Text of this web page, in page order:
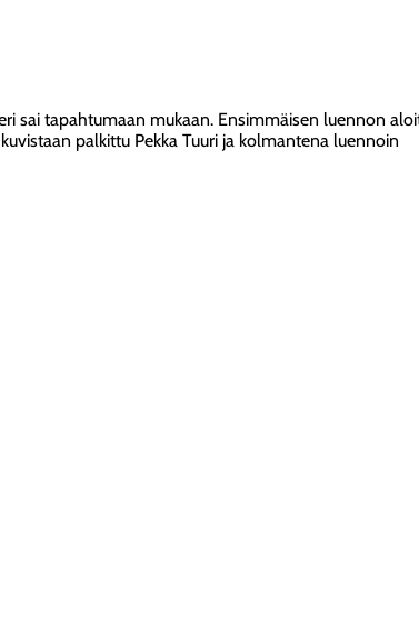
sai tapahtumaan mukaan. Ensimmäisen luennon
palkittu Pekka Tuuri ja kolmantena luennoin